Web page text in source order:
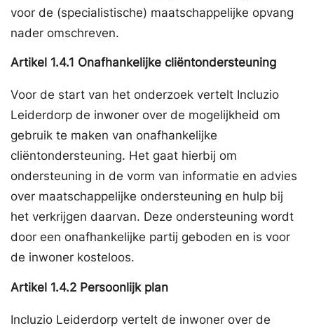
voor de (specialistische) maatschappelijke opvang
nader omschreven.
Artikel 1.4.1 Onafhankelijke cliëntondersteuning
Voor de start van het onderzoek vertelt Incluzio
Leiderdorp de inwoner over de mogelijkheid om
gebruik te maken van onafhankelijke
cliëntondersteuning. Het gaat hierbij om
ondersteuning in de vorm van informatie en advies
over maatschappelijke ondersteuning en hulp bij
het verkrijgen daarvan. Deze ondersteuning wordt
door een onafhankelijke partij geboden en is voor
de inwoner kosteloos.
Artikel 1.4.2 Persoonlijk plan
Incluzio Leiderdorp vertelt de inwoner over de